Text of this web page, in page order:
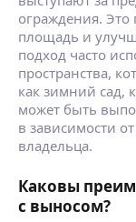
ограждения. Это
площадь и
подход часто
пространства,
как зимний сад,
может быть
в зависимости
владельца.
Каковы
с выносом?